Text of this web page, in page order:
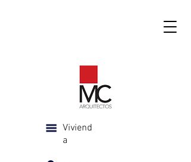
Viviend
a